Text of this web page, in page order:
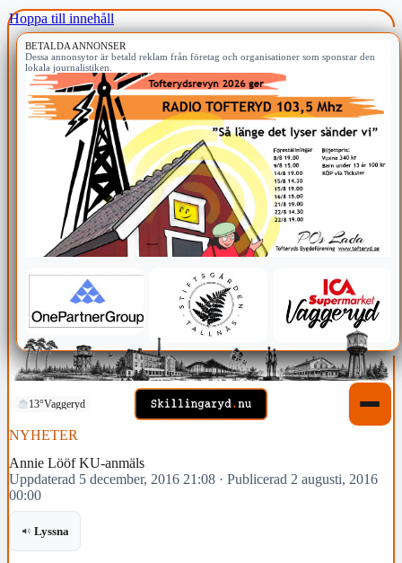
Hoppa till innehåll
BETALDA ANNONSER
Dessa annonsytor är betald reklam från företag och organisationer som sponsrar den
lokala journalistiken.
13°Vaggeryd
NYHETER
Annie Lööf KU-anmäls
Uppdaterad 5 december, 2016 21:08 · Publicerad 2 augusti, 2016
00:00
Lyssna